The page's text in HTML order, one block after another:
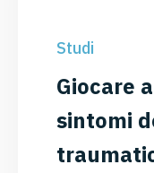
Studi
Giocare
sintomi